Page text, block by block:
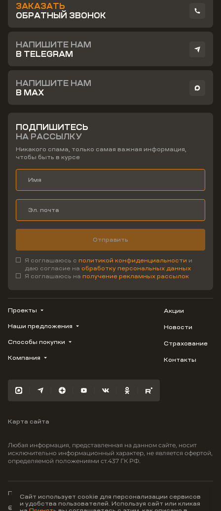
ЗАКАЗАТЬ
ОБРАТНЫЙ ЗВОНОК
НАПИШИТЕ НАМ
В TELEGRAM
НАПИШИТЕ НАМ
В MAX
ПОДПИШИТЕСЬ
НА РАССЫЛКУ
Никакого спама, только самая важная информация,
чтобы быть в курсе
Отправить
Я соглашаюсь с политикой конфиденциальности и
даю согласие на обработку персональных данных
Я соглашаюсь на получение рекламных рассылок
Проекты
ВЕРН
1799
Флора
Южане
Моретта
Вместе
Наши предложения
Купить квартиру
Студию
3-комнатную
Способы покупки
Трейд-ин
100% оплата
Компания
Карьера
Акции
Новости
Страхование
Контакты
Карта сайта
Любая информация, представленная на данном сайте, носит
исключительно информационный характер, не является офертой,
определяемой положениями ст.437 ГК РФ.
© ООО Неоагентство, ИНН 9703176621,
Политика конфиденциальности
Сайт использует cookie для персонализации сервисов
и удобства пользователей. Используя сайт или кликая